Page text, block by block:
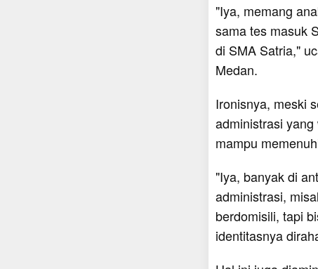
"Iya, memang
sama tes masuk
di SMA Satria,"
Medan.
Ironisnya, meski
administrasi
mampu
"Iya, banyak di
administrasi,
berdomisili, tapi
identitasnya